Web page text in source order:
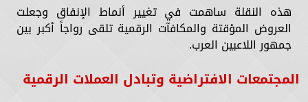
هذه النقلة ساهمت في تغيير أنماط الإنفاق وجعلت
العروض المؤقتة والمكافآت الرقمية تلقى رواجاً أكبر بين
جمهور اللاعبين العرب.
المجتمعات الافتراضية وتبادل العملات الرقمية